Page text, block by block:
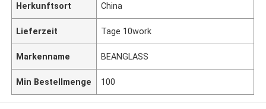
Herkunftsort China
Lieferzeit Tage 10work
Markenname BEANGLASS
Min Bestellmenge 100